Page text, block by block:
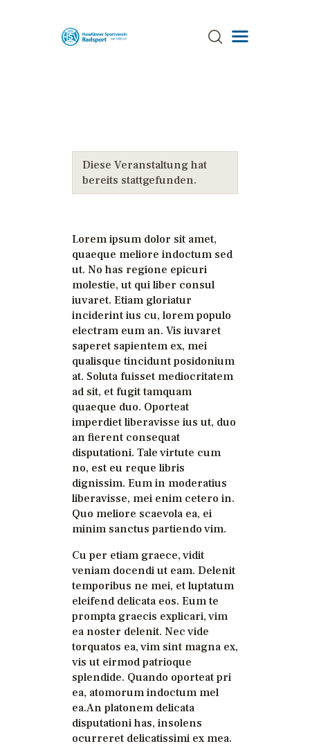
TERMINE
AKTUELLES
GALERIE
STRECKEN
ANSPRECHPARTNER
Diese Veranstaltung hat
bereits stattgefunden.
Lorem ipsum dolor sit amet,
quaeque meliore indoctum sed
ut. No has regione epicuri
molestie, ut qui liber consul
iuvaret. Etiam gloriatur
inciderint ius cu, lorem populo
electram eum an. Vis iuvaret
saperet sapientem ex, mei
qualisque tincidunt posidonium
at. Soluta fuisset mediocritatem
ad sit, et fugit tamquam
quaeque duo. Oporteat
imperdiet liberavisse ius ut, duo
an fierent consequat
disputationi. Tale virtute cum
no, est eu reque libris
dignissim. Eum in moderatius
liberavisse, mei enim cetero in.
Quo meliore scaevola ea, ei
minim sanctus partiendo vim.
Cu per etiam graece, vidit
veniam docendi ut eam. Delenit
temporibus ne mei, et luptatum
eleifend delicata eos. Eum te
prompta graecis explicari, vim
ea noster delenit. Nec vide
torquatos ea, vim sint magna ex,
vis ut eirmod patrioque
splendide. Quando oporteat pri
ea, atomorum indoctum mel
ea.An platonem delicata
disputationi has, insolens
ocurreret delicatissimi ex mea.